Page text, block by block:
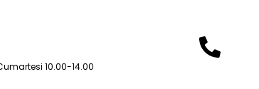
10.00-14.00